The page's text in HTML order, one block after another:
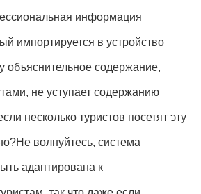
информация
импортируется в устройство
объяснительное содержание,
не уступает содержанию
несколько туристов посетят эту
волнуйтесь, система
адаптирована к